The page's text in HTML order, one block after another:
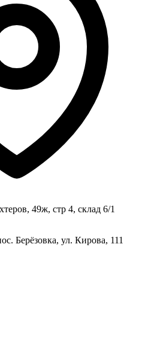
49ж, стр 4, склад 6/1
Берёзовка, ул. Кирова, 111